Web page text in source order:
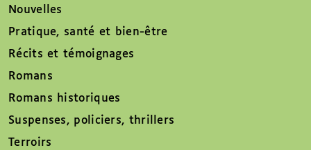
Nouvelles
Pratique, santé et bien-être
Récits et témoignages
Romans
Romans historiques
Suspenses, policiers, thrillers
Terroirs